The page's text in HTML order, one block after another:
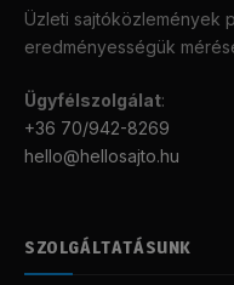
Üzleti sajtóközlemények
eredményességük
Ügyfélszolgálat:
+36 70/942-8269
hello@hellosajto.hu
SZOLGÁLTATÁSUNK